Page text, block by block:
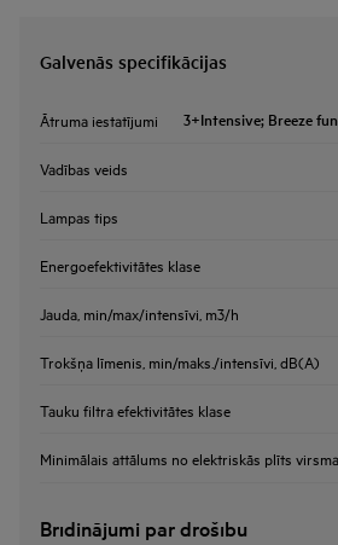
Galvenās specifikācijas
Ātruma iestatījumi 3+Intensive; Breeze
Vadības veids
Lampas tips
Energoefektivitātes klase
Jauda, min/max/intensīvi, m3/h
Trokšņa līmenis, min/maks./intensīvi, dB(A)
Tauku filtra efektivitātes klase
Minimālais attālums no elektriskās plīts
Brīdinājumi par drošību